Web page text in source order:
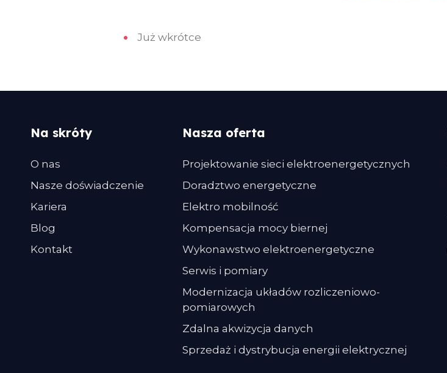
Już wkrótce
Na skróty
O nas
Nasze doświadczenie
Kariera
Blog
Kontakt
Nasza oferta
Projektowanie sieci elektroenergetycznych
Doradztwo energetyczne
Elektro mobilność
Kompensacja mocy biernej
Wykonawstwo elektroenergetyczne
Serwis i pomiary
Modernizacja układów rozliczeniowo-
pomiarowych
Zdalna akwizycja danych
Sprzedaż i dystrybucja energii elektrycznej